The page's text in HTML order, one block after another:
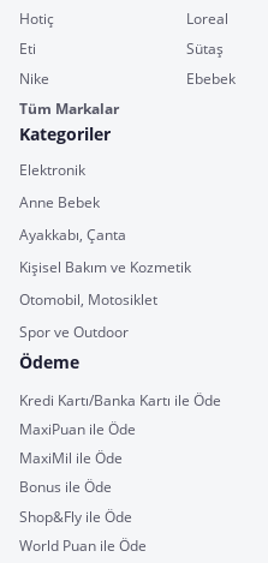
Hotiç
Loreal
Eti
Sütaş
Nike
Ebebek
Tüm Markalar
Kategoriler
Elektronik
Anne Bebek
Ayakkabı, Çanta
Kişisel Bakım ve Kozmetik
Otomobil, Motosiklet
Spor ve Outdoor
Ödeme
Kredi Kartı/Banka Kartı ile Öde
MaxiPuan ile Öde
MaxiMil ile Öde
Bonus ile Öde
Shop&Fly ile Öde
World Puan ile Öde